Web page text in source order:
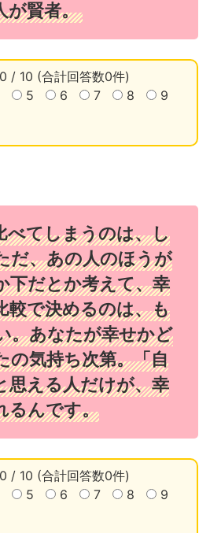
が賢者。
/ 10 (合計回答数0件)
5 6 7 8
9
べてしまうのは、し
だ、あの人のほうが
下だとか考えて、幸
較で決めるのは、も
。あなたが幸せかど
の気持ち次第。「自
思える人だけが、幸
るんです。
/ 10 (合計回答数0件)
5 6 7 8
9